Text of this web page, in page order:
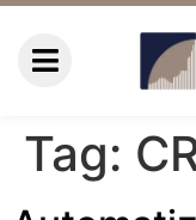
Tag: